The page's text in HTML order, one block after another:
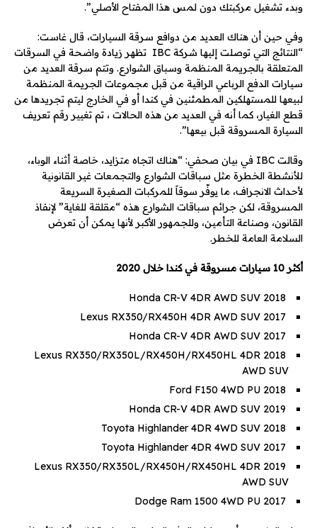
وبدء تشغيل مركبتك دون لمس هذا المفتاح الأصلي”.
وفي حين أن هناك العديد من دوافع سرقة السيارات، قال غاست:
“النتائج التي توصلت إليها شركة IBC تظهر زيادة واضحة في السرقات
المتعلقة بالجريمة المنظمة وسباق الشوارع. وتتم سرقة العديد من
سيارات الدفع الرباعي الراقية من قبل مجموعات الجريمة المنظمة
لبيعها للمستهلكين المطمئنين في كندا أو في الخارج ليتم تجريدها من
قطع الغيار، كما أنه في العديد من هذه الحالات ، تم تغيير رقم تعريف
السيارة المسروقة قبل بيعها”.
وقالت IBC في بيان صحفي: “هناك اتجاه متزايد، خاصة أثناء الوباء،
للأنشطة الخطرة مثل سباقات الشوارع والتجمعات غير القانونية
لأحداث الانجراف، ما يوفّر سوقاً للمركبات الصغيرة السريعة
المسروقة، لكن جرائم سباقات الشوارع هذه “مقلقة للغاية” لإنفاذ
القانون، وصناعة التأمين، وللجمهور الأكبر لأنها يمكن أن تعرض
السلامة العامة للخطر.
أكثر 10 سيارات مسروقة في كندا خلال 2020
2018 Lexus RX350/RX350L/RX450H/RX450HL 4DR
AWD SUV
2019 Lexus RX350/RX350L/RX450H/RX450HL 4DR
AWD SUV